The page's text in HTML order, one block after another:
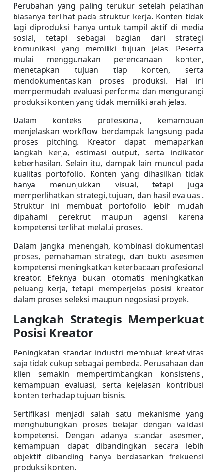
Perubahan yang paling terukur setelah pelatihan
biasanya terlihat pada struktur kerja. Konten tidak
lagi diproduksi hanya untuk tampil aktif di media
sosial, tetapi sebagai bagian dari strategi
komunikasi yang memiliki tujuan jelas. Peserta
mulai menggunakan perencanaan konten,
menetapkan tujuan tiap konten, serta
mendokumentasikan proses produksi. Hal ini
mempermudah evaluasi performa dan mengurangi
produksi konten yang tidak memiliki arah jelas.
Dalam konteks profesional, kemampuan
menjelaskan workflow berdampak langsung pada
proses pitching. Kreator dapat memaparkan
langkah kerja, estimasi output, serta indikator
keberhasilan. Selain itu, dampak lain muncul pada
kualitas portofolio. Konten yang dihasilkan tidak
hanya menunjukkan visual, tetapi juga
memperlihatkan strategi, tujuan, dan hasil evaluasi.
Struktur ini membuat portofolio lebih mudah
dipahami perekrut maupun agensi karena
kompetensi terlihat melalui proses.
Dalam jangka menengah, kombinasi dokumentasi
proses, pemahaman strategi, dan bukti asesmen
kompetensi meningkatkan keterbacaan profesional
kreator. Efeknya bukan otomatis meningkatkan
peluang kerja, tetapi memperjelas posisi kreator
dalam proses seleksi maupun negosiasi proyek.
Langkah Strategis Memperkuat
Posisi Kreator
Peningkatan standar industri membuat kreativitas
saja tidak cukup sebagai pembeda. Perusahaan dan
klien semakin mempertimbangkan konsistensi,
kemampuan evaluasi, serta kejelasan kontribusi
konten terhadap tujuan bisnis.
Sertifikasi menjadi salah satu mekanisme yang
menghubungkan proses belajar dengan validasi
kompetensi. Dengan adanya standar asesmen,
kemampuan dapat dibandingkan secara lebih
objektif dibanding hanya berdasarkan frekuensi
produksi konten.